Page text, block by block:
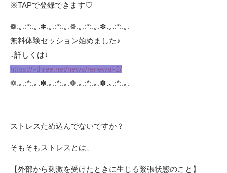
※TAPで登録できます♡
❁.｡.:*:.｡.✽.｡.:*:.｡.❁.｡.:*:.｡.✽.｡.:*:.｡.
無料体験セッション始めました♪
↓詳しくは↓
https://i-three.net/news/renewal-2/
❁.｡.:*:.｡.✽.｡.:*:.｡.❁.｡.:*:.｡.✽.｡.:*:.｡.
ストレスため込んでないですか？
そもそもストレスとは、
【外部から刺激を受けたときに生じる緊張状態のこと】